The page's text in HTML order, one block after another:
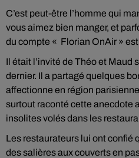
C’est peut-être l’homme qui
vous aimez bien manger, et
du compte « Florian OnAir »
Il était l’invité de Théo et Maud
dernier. Il a partagé quelques
affectionne en région
surtout raconté cette anecdote
insolites volés dans les
Les restaurateurs lui ont confié
des salières aux couverts en